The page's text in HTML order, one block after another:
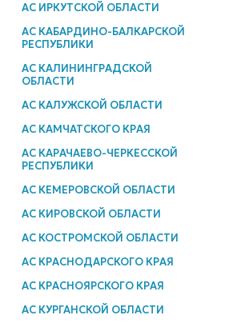
АС ИРКУТСКОЙ ОБЛАСТИ
АС КАБАРДИНО-БАЛКАРСКОЙ
РЕСПУБЛИКИ
АС КАЛИНИНГРАДСКОЙ
ОБЛАСТИ
АС КАЛУЖСКОЙ ОБЛАСТИ
АС КАМЧАТСКОГО КРАЯ
АС КАРАЧАЕВО-ЧЕРКЕССКОЙ
РЕСПУБЛИКИ
АС КЕМЕРОВСКОЙ ОБЛАСТИ
АС КИРОВСКОЙ ОБЛАСТИ
АС КОСТРОМСКОЙ ОБЛАСТИ
АС КРАСНОДАРСКОГО КРАЯ
АС КРАСНОЯРСКОГО КРАЯ
АС КУРГАНСКОЙ ОБЛАСТИ